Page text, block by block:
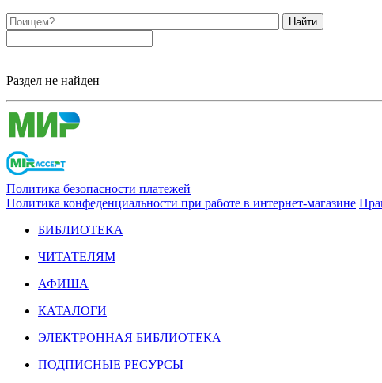
Найти
Раздел не найден
Политика безопасности платежей
Политика конфеденциальности при работе в интернет-магазине
БИБЛИОТЕКА
ЧИТАТЕЛЯМ
АФИША
КАТАЛОГИ
ЭЛЕКТРОННАЯ БИБЛИОТЕКА
ПОДПИСНЫЕ РЕСУРСЫ